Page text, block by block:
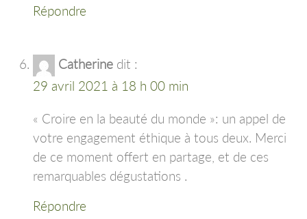
Répondre
Catherine dit :
29 avril 2021 à 18 h 00 min
« Croire en la beauté du monde »: un appel de
votre engagement éthique à tous deux. Merci
de ce moment offert en partage, et de ces
remarquables dégustations .
Répondre